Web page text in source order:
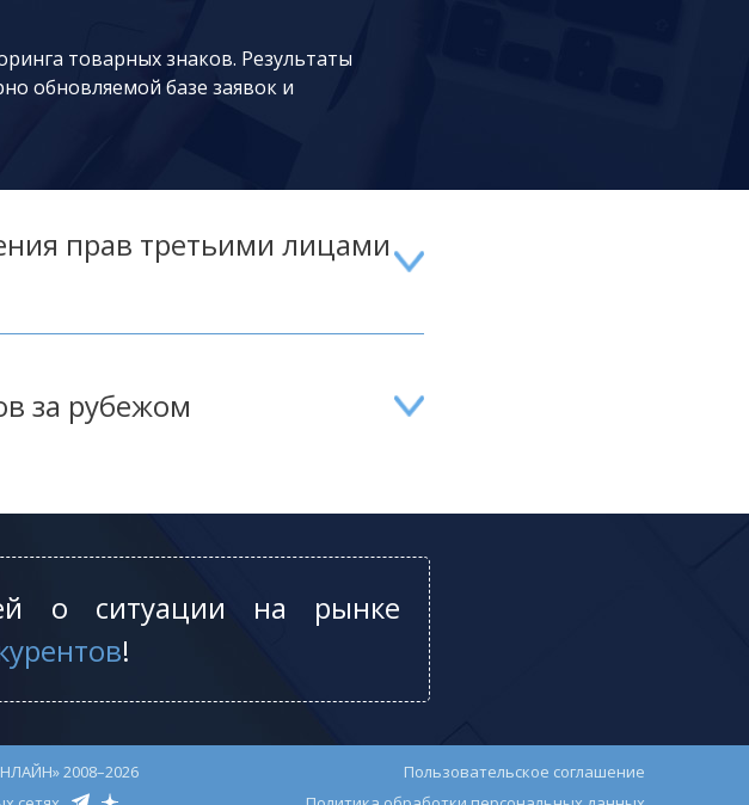
товарных знаков. Результаты
обновляемой базе заявок и
прав третьими лицами
за рубежом
о ситуации на рынке
!
2008–2026
Пользовательское соглашение